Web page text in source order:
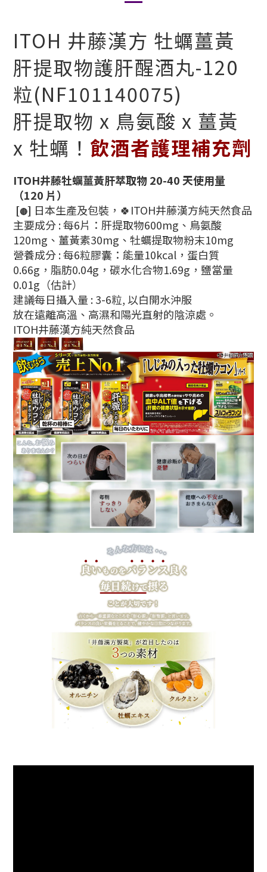
ITOH 井藤漢方 牡蠣薑黃
肝提取物護肝醒酒丸-120
粒(NF101140075)
肝提取物 x 鳥氨酸 x 薑黃
x 牡蠣！ 飲酒者護理補充劑
ITOH井藤牡蠣薑黃肝萃取物 20-40 天使用量
（120 片）
[🔴] 日本生產及包裝，🍀ITOH井藤漢方純天然食品
主要成分 : 每6片：肝提取物600mg、鳥氨酸
120mg、薑黃素30mg、牡蠣提取物粉末10mg
營養成分 : 每6粒膠囊：能量10kcal，蛋白質
0.66g，脂肪0.04g，碳水化合物1.69g，鹽當量
0.01g（估計）
建議每日攝入量 : 3-6粒, 以白開水沖服
放在遠離高溫、高濕和陽光直射的陰涼處。
ITOH井藤漢方純天然食品